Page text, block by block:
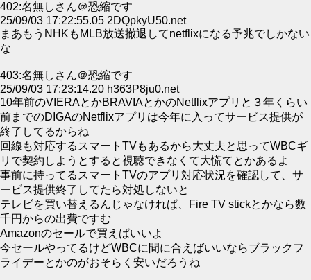
402:名無しさん＠恐縮です
25/09/03 17:22:55.05 2DQpkyU50.net
まあもうNHKもMLB放送撤退してnetflixになる予兆でしかない
な
403:名無しさん＠恐縮です
25/09/03 17:23:14.20 h363P8ju0.net
10年前のVIERAとかBRAVIAとかのNetflixアプリと３年くらい
前までのDIGAのNetflixアプリは今年に入ってサービス提供が
終了してるからね
回線も対応するスマートTVもあるから大丈夫と思ってWBCギ
リで契約しようとすると視聴できなくて大慌てとかあるよ
事前に持ってるスマートTVのアプリ対応状況を確認して、サ
ービス提供終了してたら対処しないと
テレビを買い替えるんじゃなければ、Fire TV stickとかなら数
千円からの出費ですむ
Amazonのセールで買えばいいよ
今セールやってるけどWBCに間に合えばいいならブラックフ
ライデーとかのがおそらく安いだろうね